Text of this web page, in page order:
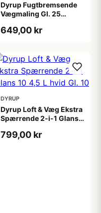
Dyrup Fugtbremsende
Vægmaling Gl. 25
649,00 kr
DYRUP
Dyrup Loft & Væg Ekstra
Spærrende 2-i-1 Glans
799,00 kr